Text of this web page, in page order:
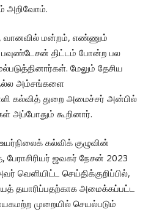
அறிவோம்.
வானவில் மன்றம், எண்ணும்
பவுண்டேசன் திட்டம் போன்ற பல
மேலும் தேசிய
அம்சங்களை
கல்வித் துறை அமைச்சர் அன்பில்
கூறினார்.
கல்விக் குழுவின்
ஜவகர் நேசன் 2023
வெளியிட்ட செய்திக்குறிப்பில்,
தயாரிப்பதற்காக அமைக்கப்பட்ட
முறையில் செயல்படும்